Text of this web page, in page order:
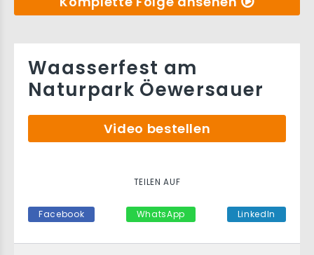
Waasserfest am
Naturpark Öewersauer
Video bestellen
TEILEN AUF
Facebook WhatsApp LinkedIn